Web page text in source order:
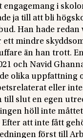
engagemang i
ja till att bli
Han hade redan
mindre
än han trott.
och Navid
olika uppfattning
eller
till slut en egen
höll inte
Efter att inte fått
först till